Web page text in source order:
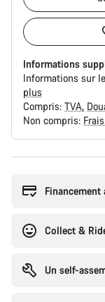
Informations
Informations sur
plus
Compris: TVA
Non compris:
Collect &
Un self-